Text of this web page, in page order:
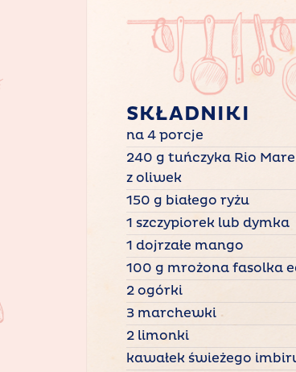
SKŁADNIKI
na 4 porcje
240 g tuńczyka Rio
z oliwek
150 g białego ryżu
1 szczypiorek lub dymka
1 dojrzałe mango
100 g mrożona fasolka
2 ogórki
3 marchewki
2 limonki
kawałek świeżego